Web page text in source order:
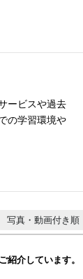
ービスや過去
の学習環境や
写真・動画付き順
介しています。